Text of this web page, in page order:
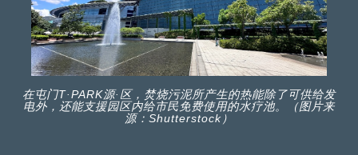
在屯门T·PARK源·区，焚烧污泥所产生的热能除了可供给发
电外，还能支援园区内给市民免费使用的水疗池。（图片来
源：Shutterstock）